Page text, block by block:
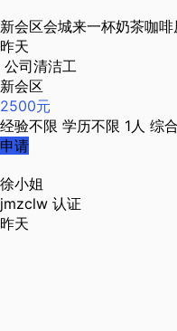
新会区会城来一杯奶茶咖
昨天
公司清洁工
新会区
2500元
经验不限 学历不限 1人 综
申请
徐小姐
jmzclw 认证
昨天